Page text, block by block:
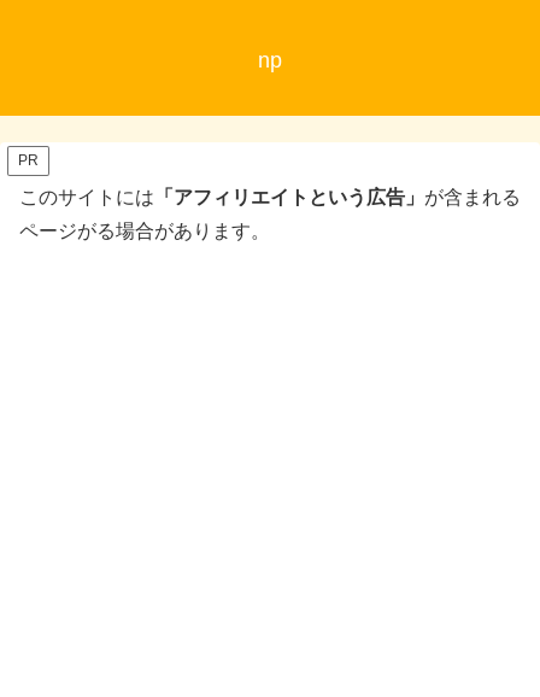
np
PR
このサイトには 「アフィリエイトという広告」 が含まれる
ページがる場合があります。